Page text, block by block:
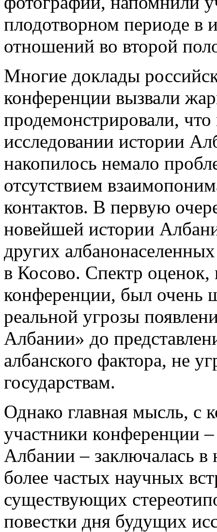
плодотворном периоде в
отношений во второй
Многие доклады
конференции вызвали
продемонстрировали, что
исследовании истории
накопилось немало
отсутствием
контактов. В первую
новейшей истории
других
в Косово. Спектр
конференции, был очень
реальной угрозы
Албании» до
албанского фактора, не
государствам.
Однако главная мысль, с
участники конференции
Албании – заключалась в
более частых научных
существующих
повестки дня будущих